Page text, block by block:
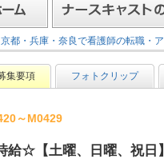
ナースキャストの使い方
都・兵庫・奈良で看護師の転職・
集要項 フォトクリップ
～M0429
給☆【土曜、日曜、祝日